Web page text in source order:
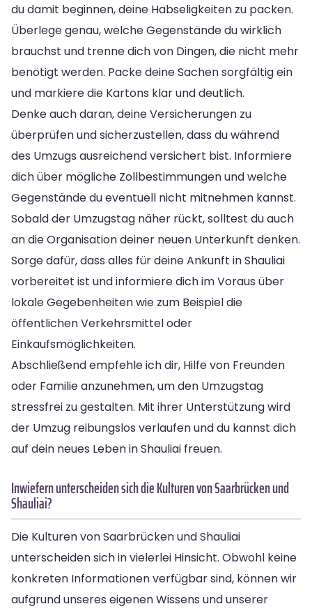
du damit beginnen, deine Habseligkeiten zu packen.
Überlege genau, welche Gegenstände du wirklich
brauchst und trenne dich von Dingen, die nicht mehr
benötigt werden. Packe deine Sachen sorgfältig ein
und markiere die Kartons klar und deutlich.
Denke auch daran, deine Versicherungen zu
überprüfen und sicherzustellen, dass du während
des Umzugs ausreichend versichert bist. Informiere
dich über mögliche Zollbestimmungen und welche
Gegenstände du eventuell nicht mitnehmen kannst.
Sobald der Umzugstag näher rückt, solltest du auch
an die Organisation deiner neuen Unterkunft denken.
Sorge dafür, dass alles für deine Ankunft in Shauliai
vorbereitet ist und informiere dich im Voraus über
lokale Gegebenheiten wie zum Beispiel die
öffentlichen Verkehrsmittel oder
Einkaufsmöglichkeiten.
Abschließend empfehle ich dir, Hilfe von Freunden
oder Familie anzunehmen, um den Umzugstag
stressfrei zu gestalten. Mit ihrer Unterstützung wird
der Umzug reibungslos verlaufen und du kannst dich
auf dein neues Leben in Shauliai freuen.
Inwiefern unterscheiden sich die Kulturen von Saarbrücken und
Shauliai?
Die Kulturen von Saarbrücken und Shauliai
unterscheiden sich in vielerlei Hinsicht. Obwohl keine
konkreten Informationen verfügbar sind, können wir
aufgrund unseres eigenen Wissens und unserer